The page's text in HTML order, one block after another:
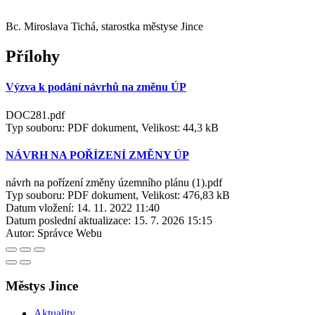
Bc. Miroslava Tichá, starostka městyse Jince
Přílohy
Výzva k podání návrhů na změnu ÚP
DOC281.pdf
Typ souboru: PDF dokument, Velikost: 44,3 kB
NÁVRH NA POŘÍZENÍ ZMĚNY ÚP
návrh na pořízení změny územního plánu (1).pdf
Typ souboru: PDF dokument, Velikost: 476,83 kB
Datum vložení: 14. 11. 2022 11:40
Datum poslední aktualizace: 15. 7. 2026 15:15
Autor: Správce Webu
Městys Jince